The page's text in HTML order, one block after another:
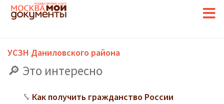
УСЗН Даниловского района
Это интересно
Как получить гражданство России